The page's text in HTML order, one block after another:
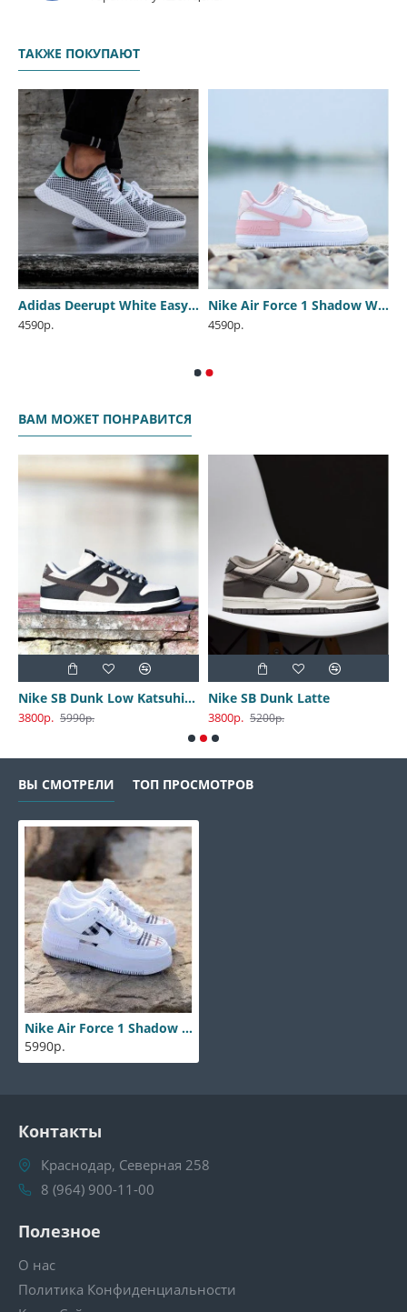
ТАКЖЕ ПОКУПАЮТ
Adidas Deerupt White Easy Green
4590р.
Nike Air Force 1 Shadow White-Peach
4590р.
ВАМ МОЖЕТ ПОНРАВИТСЯ
Nike SB Dunk Low Katsuhiro Otomo
3800р. 5990р.
Nike SB Dunk Latte
3800р. 5200р.
ВЫ СМОТРЕЛИ ТОП ПРОСМОТРОВ
Nike Air Force 1 Shadow X Burberry
5990р.
Контакты
Краснодар, Северная 258
8 (964) 900-11-00
Полезное
О нас
Политика Конфиденциальности